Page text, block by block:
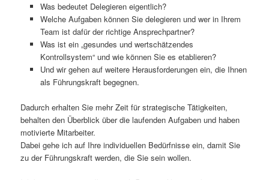
Was bedeutet Delegieren eigentlich?
Welche Aufgaben können Sie delegieren und wer in Ihrem
Team ist dafür der richtige Ansprechpartner?
Was ist ein „gesundes und wertschätzendes
Kontrollsystem“ und wie können Sie es etablieren?
Und wir gehen auf weitere Herausforderungen ein, die Ihnen
als Führungskraft begegnen.
Dadurch erhalten Sie mehr Zeit für strategische Tätigkeiten,
behalten den Überblick über die laufenden Aufgaben und haben
motivierte Mitarbeiter.
Dabei gehe ich auf Ihre individuellen Bedürfnisse ein, damit Sie
zu der Führungskraft werden, die Sie sein wollen.